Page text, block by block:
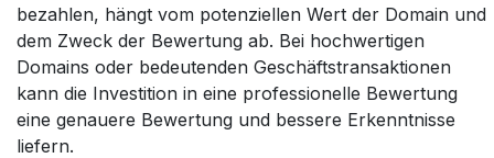
bezahlen, hängt vom potenziellen Wert der Domain und
dem Zweck der Bewertung ab. Bei hochwertigen
Domains oder bedeutenden Geschäftstransaktionen
kann die Investition in eine professionelle Bewertung
eine genauere Bewertung und bessere Erkenntnisse
liefern.